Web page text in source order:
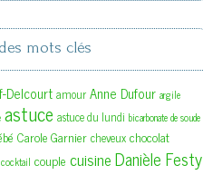
mots clés
Delcourt amour Anne Dufour argile
astuce astuce du lundi bicarbonate de soude
Carole Garnier cheveux chocolat
cocktail couple cuisineDanièle Festy